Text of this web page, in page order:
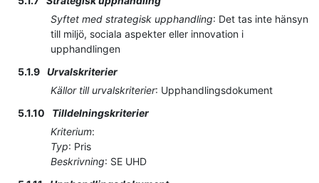
Syftet med strategisk upphandling: Det tas inte hänsyn
till miljö, sociala aspekter eller innovation i
upphandlingen
5.1.9 Urvalskriterier
Källor till urvalskriterier: Upphandlingsdokument
5.1.10
Tilldelningskriterier
Kriterium:
Typ: Pris
Beskrivning: SE UHD